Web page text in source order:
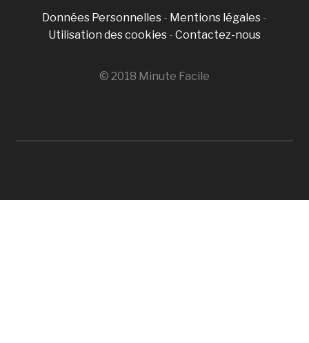
Données Personnelles - Mentions légales -
Utilisation des cookies - Contactez-nous
© 2018 Minute Facile